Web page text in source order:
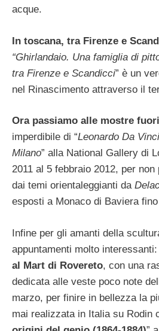
acque.
In toscana, tra Firenze e
“Ghirlandaio. Una famiglia di
tra Firenze e Scandicci” è un
nel Rinascimento attraverso il
Ora passiamo alle mostre
imperdibile di “Leonardo Da
Milano” alla National Gallery di
2011 al 5 febbraio 2012, per
dai temi orientaleggianti da
esposti a Monaco di Baviera
Infine per gli amanti della
appuntamenti molto interessanti:
al Mart di Rovereto, con una
dedicata alle veste poco note
marzo, per finire in bellezza la
mai realizzata in Italia su Rodin